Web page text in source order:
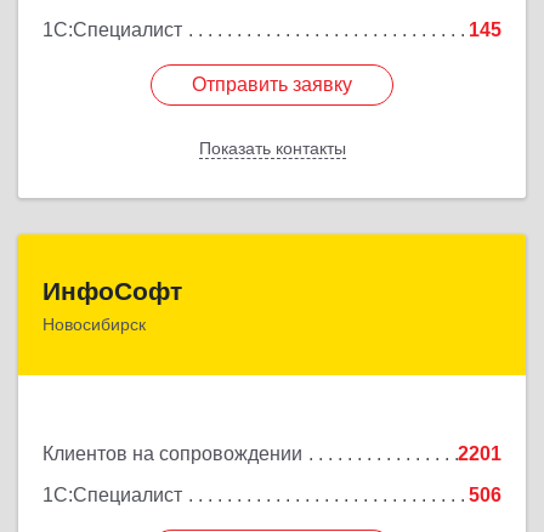
1С:Специалист
145
Отправить заявку
Показать контакты
Отправить заявку
Назад
ИнфоСофт
Новосибирск
Клиентов на сопровождении
2201
1С:Специалист
506
630091, Новосибирская обл, Новосибирск г,